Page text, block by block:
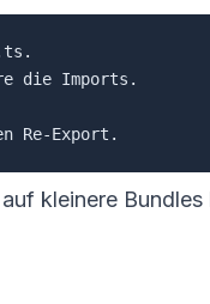
die Imports.
kleinere Bundles